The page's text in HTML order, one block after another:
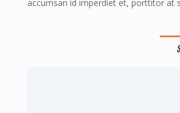
accumsan id imperdiet et, porttitor at s